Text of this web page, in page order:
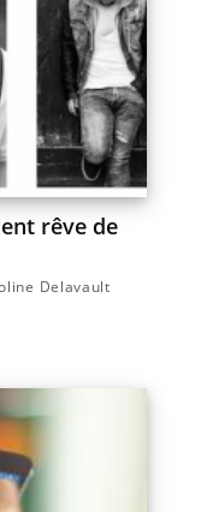
rêve de
Delavault